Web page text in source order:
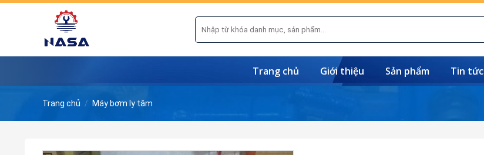
Skip
Tìm
kiếm:
Trang chủ Giới thiệu Sản phẩm Tin tức
Trang chủ / Máy bơm ly tâm